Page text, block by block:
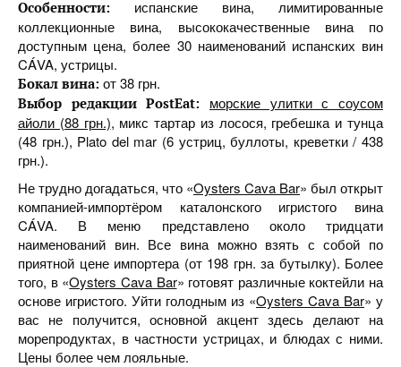
Особенности: испанские вина, лимитированные
коллекционные вина, высококачественные вина по
доступным цена, более 30 наименований испанских вин
CÁVA, устрицы.
Бокал вина: от 38 грн.
Выбор редакции PostEat: морские улитки с соусом
айоли (88 грн.), микс тартар из лосося, гребешка и тунца
(48 грн.), Plato del mar (6 устриц, буллоты, креветки / 438
грн.).
Не трудно догадаться, что «Oysters Cava Bar» был открыт
компанией-импортёром каталонского игристого вина
CÁVA. В меню представлено около тридцати
наименований вин. Все вина можно взять с собой по
приятной цене импортера (от 198 грн. за бутылку). Более
того, в «Oysters Cava Bar» готовят различные коктейли на
основе игристого. Уйти голодным из «Oysters Cava Bar» у
вас не получится, основной акцент здесь делают на
морепродуктах, в частности устрицах, и блюдах с ними.
Цены более чем лояльные.